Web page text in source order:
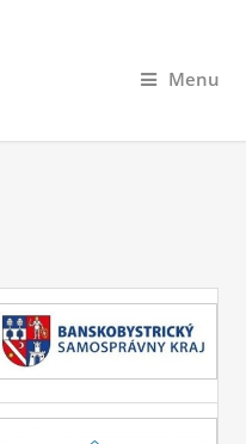
Menu